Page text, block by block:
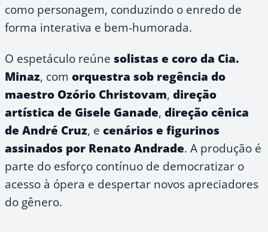
como personagem, conduzindo o enredo de
forma interativa e bem-humorada.
O espetáculo reúne solistas e coro da Cia.
Minaz, com orquestra sob regência do
maestro Ozório Christovam, direção
artística de Gisele Ganade, direção cênica
de André Cruz, e cenários e figurinos
assinados por Renato Andrade. A produção é
parte do esforço contínuo de democratizar o
acesso à ópera e despertar novos apreciadores
do gênero.